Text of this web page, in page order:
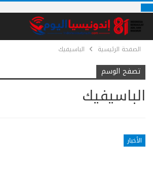
الصفحة الرئيسية الباسيفيك
تصفح الوسم
الباسيفيك
الأخبار